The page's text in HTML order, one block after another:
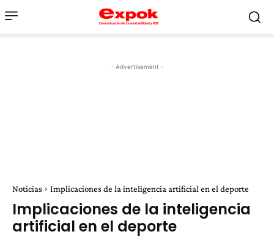
- Advertisement -
Noticias Implicaciones de la inteligencia artificial en el deporte
Implicaciones de la inteligencia
artificial en el deporte